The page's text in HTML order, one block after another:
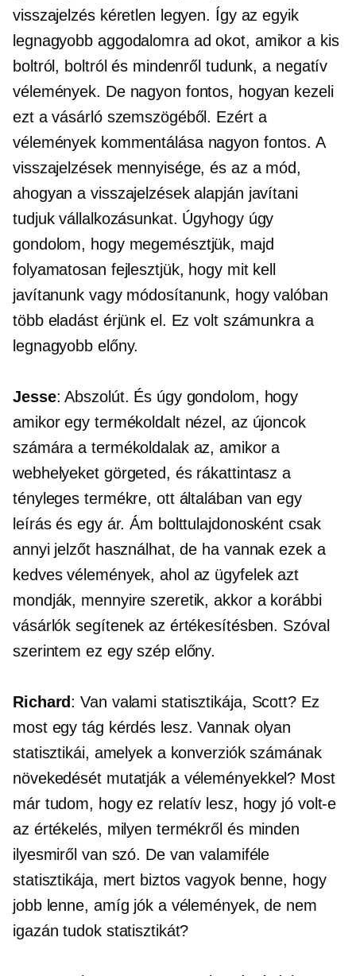
visszajelzés kéretlen legyen. Így az egyik
legnagyobb aggodalomra ad okot, amikor a kis
boltról, boltról és mindenről tudunk, a negatív
vélemények. De nagyon fontos, hogyan kezeli
ezt a vásárló szemszögéből. Ezért a
vélemények kommentálása nagyon fontos. A
visszajelzések mennyisége, és az a mód,
ahogyan a visszajelzések alapján javítani
tudjuk vállalkozásunkat. Úgyhogy úgy
gondolom, hogy megemésztjük, majd
folyamatosan fejlesztjük, hogy mit kell
javítanunk vagy módosítanunk, hogy valóban
több eladást érjünk el. Ez volt számunkra a
legnagyobb előny.
Jesse: Abszolút. És úgy gondolom, hogy
amikor egy termékoldalt nézel, az újoncok
számára a termékoldalak az, amikor a
webhelyeket görgeted, és rákattintasz a
tényleges termékre, ott általában van egy
leírás és egy ár. Ám bolttulajdonosként csak
annyi jelzőt használhat, de ha vannak ezek a
kedves vélemények, ahol az ügyfelek azt
mondják, mennyire szeretik, akkor a korábbi
vásárlók segítenek az értékesítésben. Szóval
szerintem ez egy szép előny.
Richard: Van valami statisztikája, Scott? Ez
most egy tág kérdés lesz. Vannak olyan
statisztikái, amelyek a konverziók számának
növekedését mutatják a véleményekkel? Most
már tudom, hogy ez relatív lesz, hogy jó volt-e
az értékelés, milyen termékről és minden
ilyesmiről van szó. De van valamiféle
statisztikája, mert biztos vagyok benne, hogy
jobb lenne, amíg jók a vélemények, de nem
igazán tudok statisztikát?